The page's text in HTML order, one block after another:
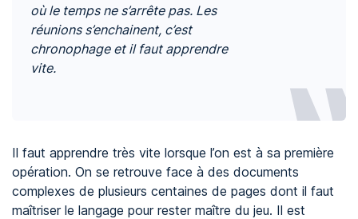
où le temps ne s’arrête pas. Les
réunions s’enchainent, c’est
chronophage et il faut apprendre
vite.
Il faut apprendre très vite lorsque l’on est à sa première
opération. On se retrouve face à des documents
complexes de plusieurs centaines de pages dont il faut
maîtriser le langage pour rester maître du jeu. Il est